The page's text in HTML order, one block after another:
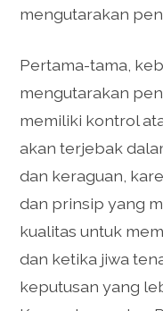
mengutarakan
Pertama-tama,
mengutarakan
memiliki kontrol
akan terjebak
dan keraguan,
dan prinsip yang
kualitas untuk
dan ketika jiwa
keputusan yang